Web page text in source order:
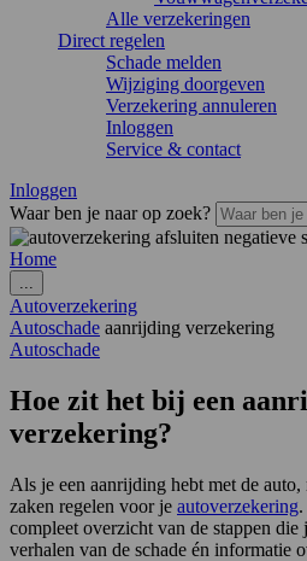
Alle verzekeringen
Direct regelen
Schade melden
Wijziging doorgeven
Verzekering annuleren
Inloggen
Service & contact
Inloggen
Waar ben je naar op zoek?
Home
...
Autoverzekering
Autoschade aanrijding verzekering
Autoschade
Hoe zit het bij een
verzekering?
Als je een aanrijding hebt met de auto,
zaken regelen voor je autoverzekering
compleet overzicht van de stappen die
verhalen van de schade én informatie